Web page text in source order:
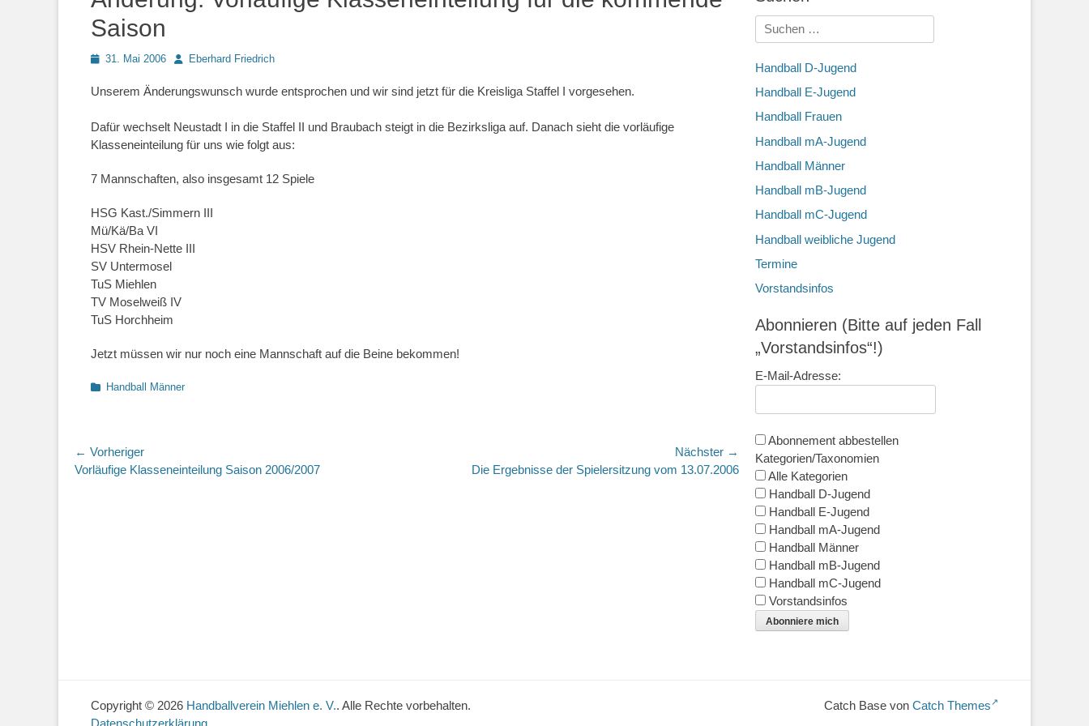
Saison
Posted31. Mai 2006 AutorEberhard Friedrich
Unserem Änderungswunsch wurde entsprochen und wir sind jetzt für die Kreisliga Staffel I vorgesehen.
Dafür wechselt Neustadt I in die Staffel II und Braubach steigt in die Bezirksliga auf. Danach sieht die vorläufige
Klasseneinteilung für uns wie folgt aus:
7 Mannschaften, also insgesamt 12 Spiele
HSG Kast./Simmern III
Mü/Kä/Ba VI
HSV Rhein-Nette III
SV Untermosel
TuS Miehlen
TV Moselweiß IV
TuS Horchheim
Jetzt müssen wir nur noch eine Mannschaft auf die Beine bekommen!
Kategorien
Handball Männer
Beitragsnavigation
← Vorheriger
Vorheriger
Vorläufige Klasseneinteilung Saison 2006/2007
Nächster →
Die Ergebnisse der Spielersitzung vom 13.07.2006
Suchen
nach:
Handball D-Jugend
Handball E-Jugend
Handball Frauen
Handball mA-Jugend
Handball Männer
Handball mB-Jugend
Handball mC-Jugend
Handball weibliche Jugend
Termine
Vorstandsinfos
Abonnieren (Bitte auf jeden Fall
„Vorstandsinfos“!)
E-Mail-Adresse:
Abonnement abbestellen
Kategorien/Taxonomien
Alle Kategorien
Handball D-Jugend
Handball E-Jugend
Handball mA-Jugend
Handball Männer
Handball mB-Jugend
Handball mC-Jugend
Vorstandsinfos
Abonniere mich
Copyright © 2026 Handballverein Miehlen e. V.. Alle Rechte vorbehalten.
Datenschutzerklärung
Catch Base von Catch Themes